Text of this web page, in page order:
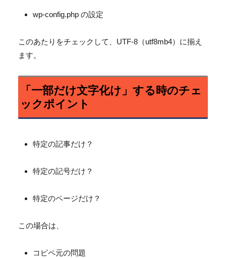
wp-config.php の設定
このあたりをチェックして、UTF-8（utf8mb4）に揃え
ます。
「一部だけ文字化け」する時のチェ
ックポイント
特定の記事だけ？
特定の記号だけ？
特定のページだけ？
この場合は、
コピペ元の問題